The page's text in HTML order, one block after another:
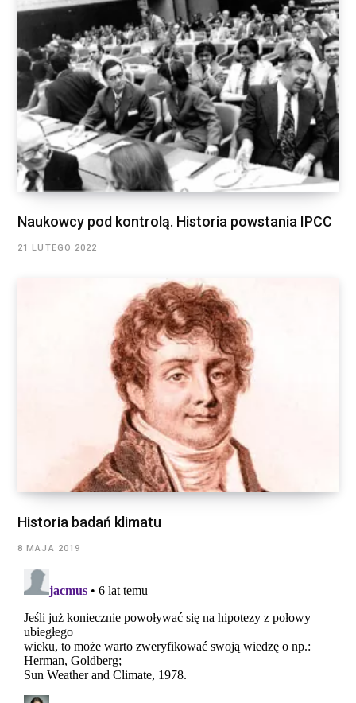
Naukowcy pod kontrolą. Historia powstania IPCC
21 LUTEGO 2022
Historia badań klimatu
8 MAJA 2019